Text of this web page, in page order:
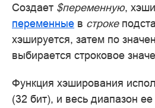
Создает $переменную,
переменные в строке
хэшируется, затем по
выбирается строковое
Функция хэширования
(32 бит), и весь диапазон